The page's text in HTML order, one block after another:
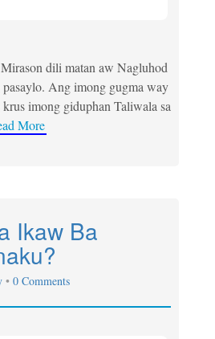
dili matan aw Nagluhod
Ang imong gugma way
imong giduphan Taliwala sa
More
Ikaw Ba
• 0 Comments